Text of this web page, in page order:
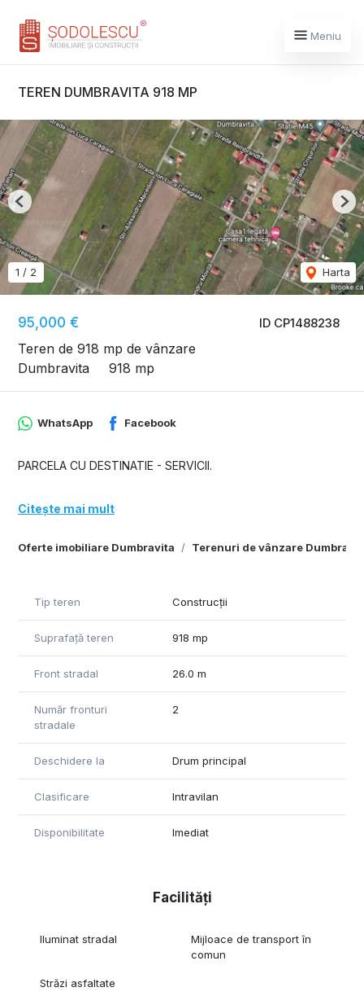
Meniu
TEREN DUMBRAVITA 918 MP
ID CP1488238
95,000 €
Teren de 918 mp de vânzare
Dumbravita
918 mp
1 / 2 Harta
Previous
Oferte imobiliare Dumbravita Terenuri de vânzare
WhatsApp Facebook
PARCELA CU DESTINATIE - SERVICII.
Citește mai mult
Tip teren Construcții
Suprafață teren 918 mp
Front stradal 26.0 m
Număr fronturi
stradale
2
Deschidere la Drum principal
Clasificare Intravilan
Disponibilitate Imediat
Facilități
Iluminat stradal
Mijloace de transport în
comun
Străzi asfaltate